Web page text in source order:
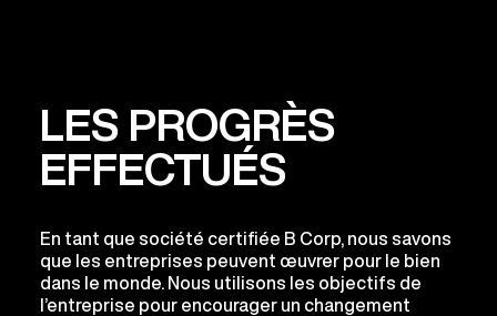
LES PROGRÈS
EFFECTUÉS
En tant que société certifiée B Corp, nous savons
que les entreprises peuvent œuvrer pour le bien
dans le monde. Nous utilisons les objectifs de
l’entreprise pour encourager un changement